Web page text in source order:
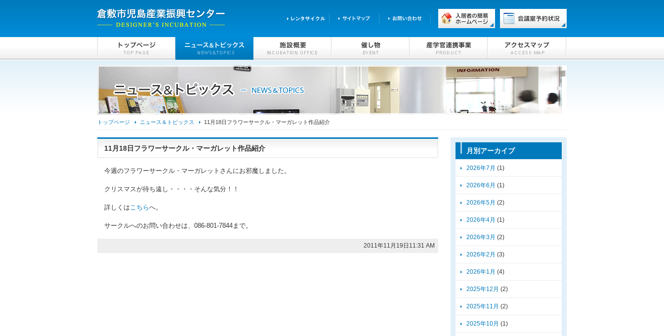
トップページ ニュース＆トピックス 11月18日フラワーサークル・マーガレット作品紹介
11月18日フラワーサークル・マーガレット作品紹介
今週のフラワーサークル・マーガレットさんにお邪魔しました。
クリスマスが待ち遠し・・・・そんな気分！！
詳しくはこちらへ。
サークルへのお問い合わせは、086-801-7844まで。
2011年11月19日11:31 AM
月別アーカイブ
2026年7月 (1)
2026年6月 (1)
2026年5月 (2)
2026年4月 (1)
2026年3月 (2)
2026年2月 (3)
2026年1月 (4)
2025年12月 (2)
2025年11月 (2)
2025年10月 (1)